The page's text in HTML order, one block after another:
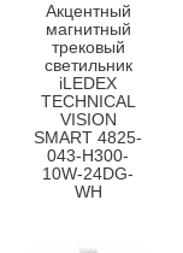
Акцентный
магнитный
трековый
светильник
iLEDEX
TECHNICAL
VISION
SMART 4825-
043-H300-
10W-24DG-
WH